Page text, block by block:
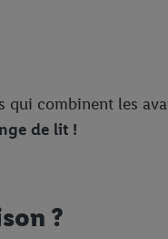
combinent les
de lit !
?